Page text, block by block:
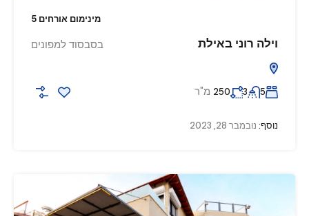
מינימום אורחים 5
וילה רוני באילת בסבסוד למפונים
5
3
250 מ"ר
נוסף: נובמבר 28, 2023